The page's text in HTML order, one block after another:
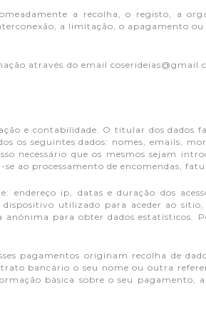
a recolha, o registo, a
a limitação, o apagamento ou
através do email
e contabilidade. O titular dos dados
os seguintes dados: nomes, emails,
necessário que os mesmos sejam
ao processamento de encomendas,
endereço ip, datas e duração dos
utilizado para aceder ao
para obter dados estatísticos.
pagamentos originam recolha de
bancário o seu nome ou outra
básica sobre o seu pagamento,